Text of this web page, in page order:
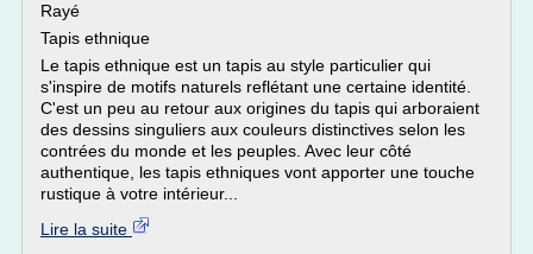
Rayé
Tapis ethnique
Le tapis ethnique est un tapis au style particulier qui
s'inspire de motifs naturels reflétant une certaine identité.
C'est un peu au retour aux origines du tapis qui arboraient
des dessins singuliers aux couleurs distinctives selon les
contrées du monde et les peuples. Avec leur côté
authentique, les tapis ethniques vont apporter une touche
rustique à votre intérieur...
Lire la suite